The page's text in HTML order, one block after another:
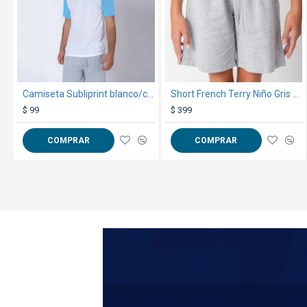
$ 99
COMPRAR
$ 399
COMPRAR